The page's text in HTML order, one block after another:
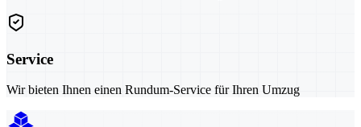
Service
Wir bieten Ihnen einen Rundum-Service für Ihren Umzug